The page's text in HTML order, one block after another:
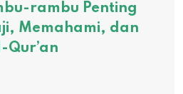
rambu Penting
Memahami, dan
Qur’an